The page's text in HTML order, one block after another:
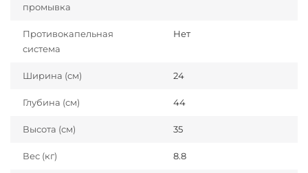
промывка
Противокапельная
система
Нет
Ширина (см) 24
Глубина (см) 44
Высота (см) 35
Вес (кг) 8.8